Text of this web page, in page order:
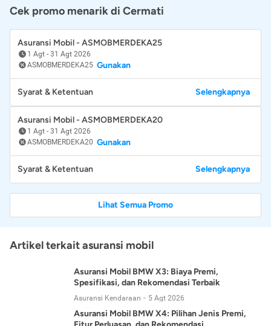
Cek promo menarik di Cermati
Asuransi Mobil - ASMOBMERDEKA25
1 Agt - 31 Agt 2026
ASMOBMERDEKA25 Gunakan
Syarat & Ketentuan Selengkapnya
Asuransi Mobil - ASMOBMERDEKA20
1 Agt - 31 Agt 2026
ASMOBMERDEKA20 Gunakan
Syarat & Ketentuan Selengkapnya
Lihat Semua Promo
Artikel terkait asuransi mobil
Asuransi Mobil BMW X3: Biaya Premi,
Spesifikasi, dan Rekomendasi Terbaik
Asuransi Kendaraan 5 Agt 2026
Asuransi Mobil BMW X4: Pilihan Jenis Premi,